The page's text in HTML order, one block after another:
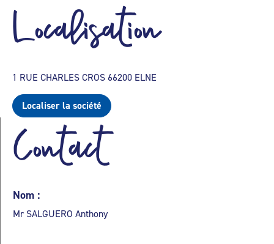
Localisation
1 RUE CHARLES CROS 66200 ELNE
Localiser la société
Contact
Nom :
Mr SALGUERO Anthony